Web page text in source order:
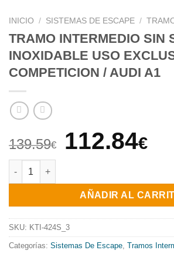
INICIO / SISTEMAS DE ESCAPE /
TRAMO INTERMEDIO SIN
INOXIDABLE USO
COMPETICION / AUDI A1
139.59€
El
original
era:
139.59€.
112.84€El
TRAMO INTERMEDIO SIN SILENCIADO
AÑADIR AL
SKU: KTI-424S_3
Categorías: Sistemas De Escape, Tramos